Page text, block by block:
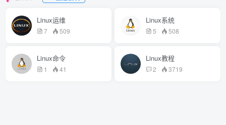
Linux运维
7 509
Linux系统
5 508
Linux命令
1 41
Linux教程
2 3719